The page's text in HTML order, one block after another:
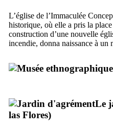
L’église de l’Immaculée
historique, où elle a pris la
construction d’une nouvelle
incendie, donna naissance à
Le
las Flores)